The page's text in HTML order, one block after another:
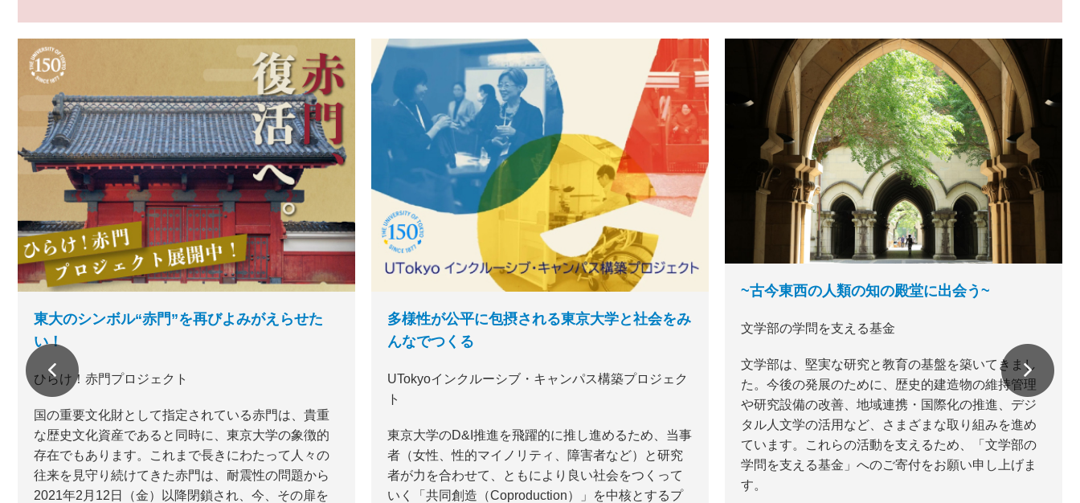
東大のシンボル“赤門”を再びよみがえらせた
い！
ひらけ！赤門プロジェクト
国の重要文化財として指定されている赤門は、貴重
な歴史文化資産であると同時に、東京大学の象徴的
存在でもあります。これまで長きにわたって人々の
往来を見守り続けてきた赤門は、耐震性の問題から
2021年2月12日（金）以降閉鎖され、今、その扉を
多様性が公平に包摂される東京大学と社会をみ
んなでつくる
UTokyoインクルーシブ・キャンパス構築プロジェク
ト
東京大学のD&I推進を飛躍的に推し進めるため、当事
者（女性、性的マイノリティ、障害者など）と研究
者が力を合わせて、ともにより良い社会をつくって
いく「共同創造（Coproduction）」を中核とするプ
~古今東西の人類の知の殿堂に出会う~
文学部の学問を支える基金
文学部は、堅実な研究と教育の基盤を築いてきまし
た。今後の発展のために、歴史的建造物の維持管理
や研究設備の改善、地域連携・国際化の推進、デジ
タル人文学の活用など、さまざまな取り組みを進め
ています。これらの活動を支えるため、「文学部の
学問を支える基金」へのご寄付をお願い申し上げま
す。